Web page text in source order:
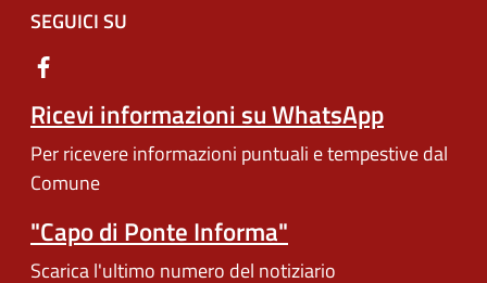
SEGUICI SU
Ricevi informazioni su WhatsApp
Per ricevere informazioni puntuali e tempestive dal
Comune
"Capo di Ponte Informa"
Scarica l'ultimo numero del notiziario